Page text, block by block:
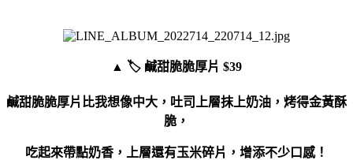
▲ 🏷 鹹甜脆脆厚片 $39
鹹甜脆脆厚片比我想像中大，吐司上層抹上奶油，烤得金黃酥
脆，
吃起來帶點奶香，上層還有玉米碎片，增添不少口感！